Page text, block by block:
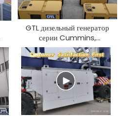
GTL дизельный генератор
серии Cummins,
оснащенный типом типа
ЕС.